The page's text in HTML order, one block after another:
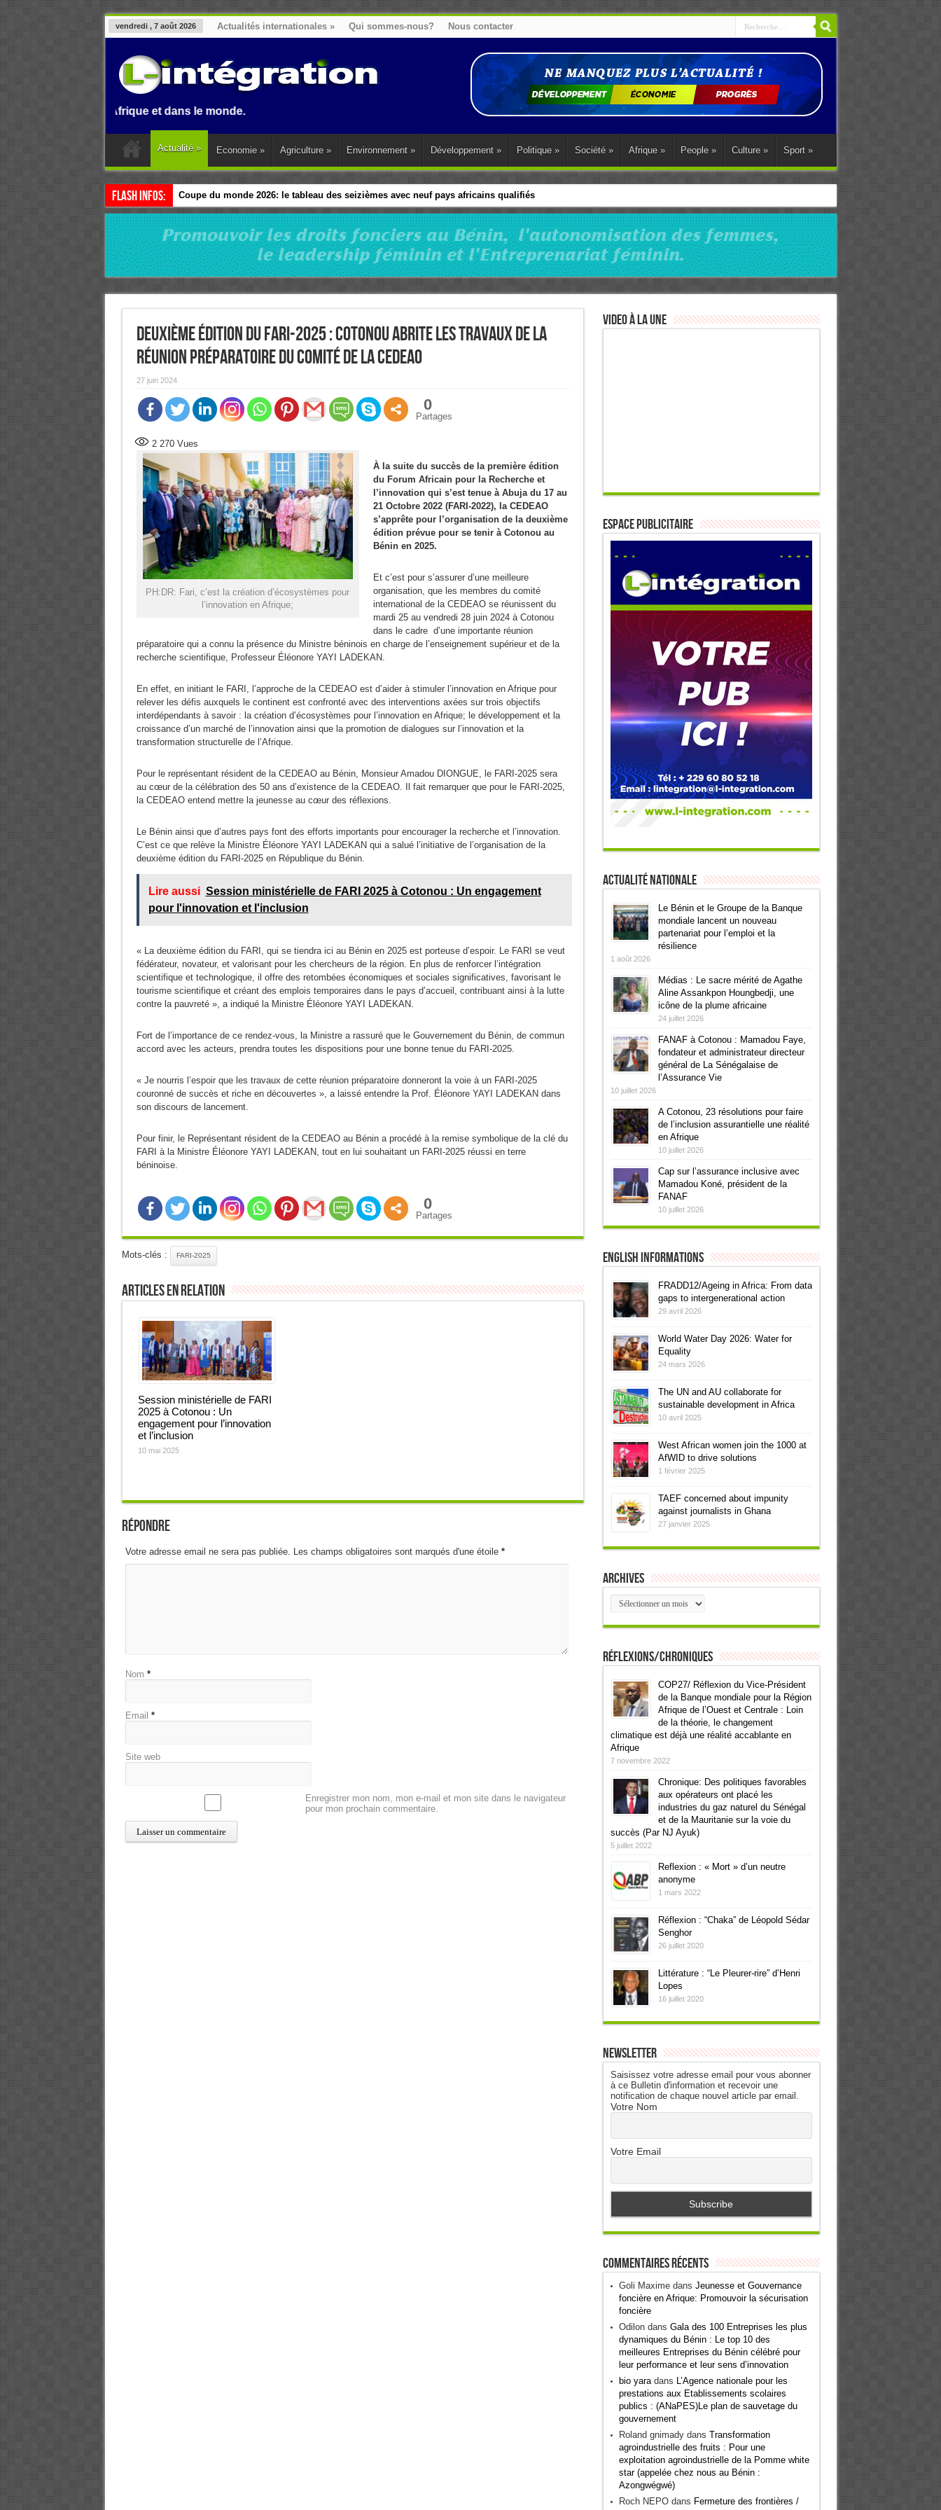
vendredi , 7 août 2026 Actualités internationales » Qui sommes-nous? Nous contacter
en Afrique et dans le monde.
Actualité » Economie » Agriculture » Environnement » Développement » Politique » Société » Afrique » People » Culture » Sport »
Flash Infos: Coupe du monde 2026: le tableau des seizièmes avec neuf pays africains qualifiés
Esclavage: à Accra, l’Afrique et sa diaspora tentent de parler d’une seule voix sur la question des réparations
Deuxième édition du FARI-2025 : Cotonou abrite les travaux de la
réunion préparatoire du comité de la CEDEAO
27 juin 2024
0
Partages
2 270Vues
PH:DR: Fari, c’est la création d’écosystèmes pour
l’innovation en Afrique;
À la suite du succès de la première édition
du Forum Africain pour la Recherche et
l’innovation qui s’est tenue à Abuja du 17 au
21 Octobre 2022 (FARI-2022), la CEDEAO
s’apprête pour l’organisation de la deuxième
édition prévue pour se tenir à Cotonou au
Bénin en 2025.
Et c’est pour s’assurer d’une meilleure
organisation, que les membres du comité
international de la CEDEAO se réunissent du
mardi 25 au vendredi 28 juin 2024 à Cotonou
dans le cadre d’une importante réunion
préparatoire qui a connu la présence du Ministre béninois en charge de l’enseignement supérieur et de la
recherche scientifique, Professeur Éléonore YAYI LADEKAN.
En effet, en initiant le FARI, l’approche de la CEDEAO est d’aider à stimuler l’innovation en Afrique pour
relever les défis auxquels le continent est confronté avec des interventions axées sur trois objectifs
interdépendants à savoir : la création d’écosystèmes pour l’innovation en Afrique; le développement et la
croissance d’un marché de l’innovation ainsi que la promotion de dialogues sur l’innovation et la
transformation structurelle de l’Afrique.
Pour le représentant résident de la CEDEAO au Bénin, Monsieur Amadou DIONGUE, le FARI-2025 sera
au cœur de la célébration des 50 ans d’existence de la CEDEAO. Il fait remarquer que pour le FARI-2025,
la CEDEAO entend mettre la jeunesse au cœur des réflexions.
Le Bénin ainsi que d’autres pays font des efforts importants pour encourager la recherche et l’innovation.
C’est ce que relève la Ministre Éléonore YAYI LADEKAN qui a salué l’initiative de l’organisation de la
deuxième édition du FARI-2025 en République du Bénin.
Lire aussi Session ministérielle de FARI 2025 à Cotonou : Un engagement
pour l'innovation et l'inclusion
« La deuxième édition du FARI, qui se tiendra ici au Bénin en 2025 est porteuse d’espoir. Le FARI se veut
fédérateur, novateur, et valorisant pour les chercheurs de la région. En plus de renforcer l’intégration
scientifique et technologique, il offre des retombées économiques et sociales significatives, favorisant le
tourisme scientifique et créant des emplois temporaires dans le pays d’accueil, contribuant ainsi à la lutte
contre la pauvreté », a indiqué la Ministre Éléonore YAYI LADEKAN.
Fort de l’importance de ce rendez-vous, la Ministre a rassuré que le Gouvernement du Bénin, de commun
accord avec les acteurs, prendra toutes les dispositions pour une bonne tenue du FARI-2025.
« Je nourris l’espoir que les travaux de cette réunion préparatoire donneront la voie à un FARI-2025
couronné de succès et riche en découvertes », a laissé entendre la Prof. Éléonore YAYI LADEKAN dans
son discours de lancement.
Pour finir, le Représentant résident de la CEDEAO au Bénin a procédé à la remise symbolique de la clé du
FARI à la Ministre Éléonore YAYI LADEKAN, tout en lui souhaitant un FARI-2025 réussi en terre
béninoise.
0
Partages
Mots-clés : FARI-2025
Articles en relation
Session ministérielle de FARI
2025 à Cotonou : Un
engagement pour l’innovation
et l’inclusion
10 mai 2025
Répondre
Votre adresse email ne sera pas publiée. Les champs obligatoires sont marqués d'une étoile *
Nom *
Email *
Site web
Enregistrer mon nom, mon e-mail et mon site dans le navigateur
pour mon prochain commentaire.
Video à la Une
ESPACE PUBLICITAIRE
Actualité Nationale
Le Bénin et le Groupe de la Banque
mondiale lancent un nouveau
partenariat pour l’emploi et la
résilience
1 août 2026
Médias : Le sacre mérité de Agathe
Aline Assankpon Houngbedji, une
icône de la plume africaine
24 juillet 2026
FANAF à Cotonou : Mamadou Faye,
fondateur et administrateur directeur
général de La Sénégalaise de
l’Assurance Vie
10 juillet 2026
A Cotonou, 23 résolutions pour faire
de l’inclusion assurantielle une réalité
en Afrique
10 juillet 2026
Cap sur l’assurance inclusive avec
Mamadou Koné, président de la
FANAF
10 juillet 2026
English informations
FRADD12/Ageing in Africa: From data
gaps to intergenerational action
29 avril 2026
World Water Day 2026: Water for
Equality
24 mars 2026
The UN and AU collaborate for
sustainable development in Africa
10 avril 2025
West African women join the 1000 at
AfWID to drive solutions
1 février 2025
TAEF concerned about impunity
against journalists in Ghana
27 janvier 2025
Archives
Archives
Réflexions/Chroniques
COP27/ Réflexion du Vice-Président
de la Banque mondiale pour la Région
Afrique de l’Ouest et Centrale : Loin
de la théorie, le changement
climatique est déjà une réalité accablante en
Afrique
7 novembre 2022
Chronique: Des politiques favorables
aux opérateurs ont placé les
industries du gaz naturel du Sénégal
et de la Mauritanie sur la voie du
succès (Par NJ Ayuk)
5 juillet 2022
Reflexion : « Mort » d’un neutre
anonyme
1 mars 2022
Réflexion : “Chaka” de Léopold Sédar
Senghor
26 juillet 2020
Littérature : “Le Pleurer-rire” d’Henri
Lopes
16 juillet 2020
Newsletter
Saisissez votre adresse email pour vous abonner
à ce Bulletin d'information et recevoir une
notification de chaque nouvel article par email.
Votre Nom
Votre Email
Commentaires récents
Goli Maximedans Jeunesse et Gouvernance
foncière en Afrique: Promouvoir la sécurisation
foncière
Odilondans Gala des 100 Entreprises les plus
dynamiques du Bénin : Le top 10 des
meilleures Entreprises du Bénin célébré pour
leur performance et leur sens d’innovation
bio yaradans L’Agence nationale pour les
prestations aux Etablissements scolaires
publics : (ANaPES)Le plan de sauvetage du
gouvernement
Roland gnimadydans Transformation
agroindustrielle des fruits : Pour une
exploitation agroindustrielle de la Pomme white
star (appelée chez nous au Bénin :
Azongwégwé)
Roch NEPOdans Fermeture des frontières /